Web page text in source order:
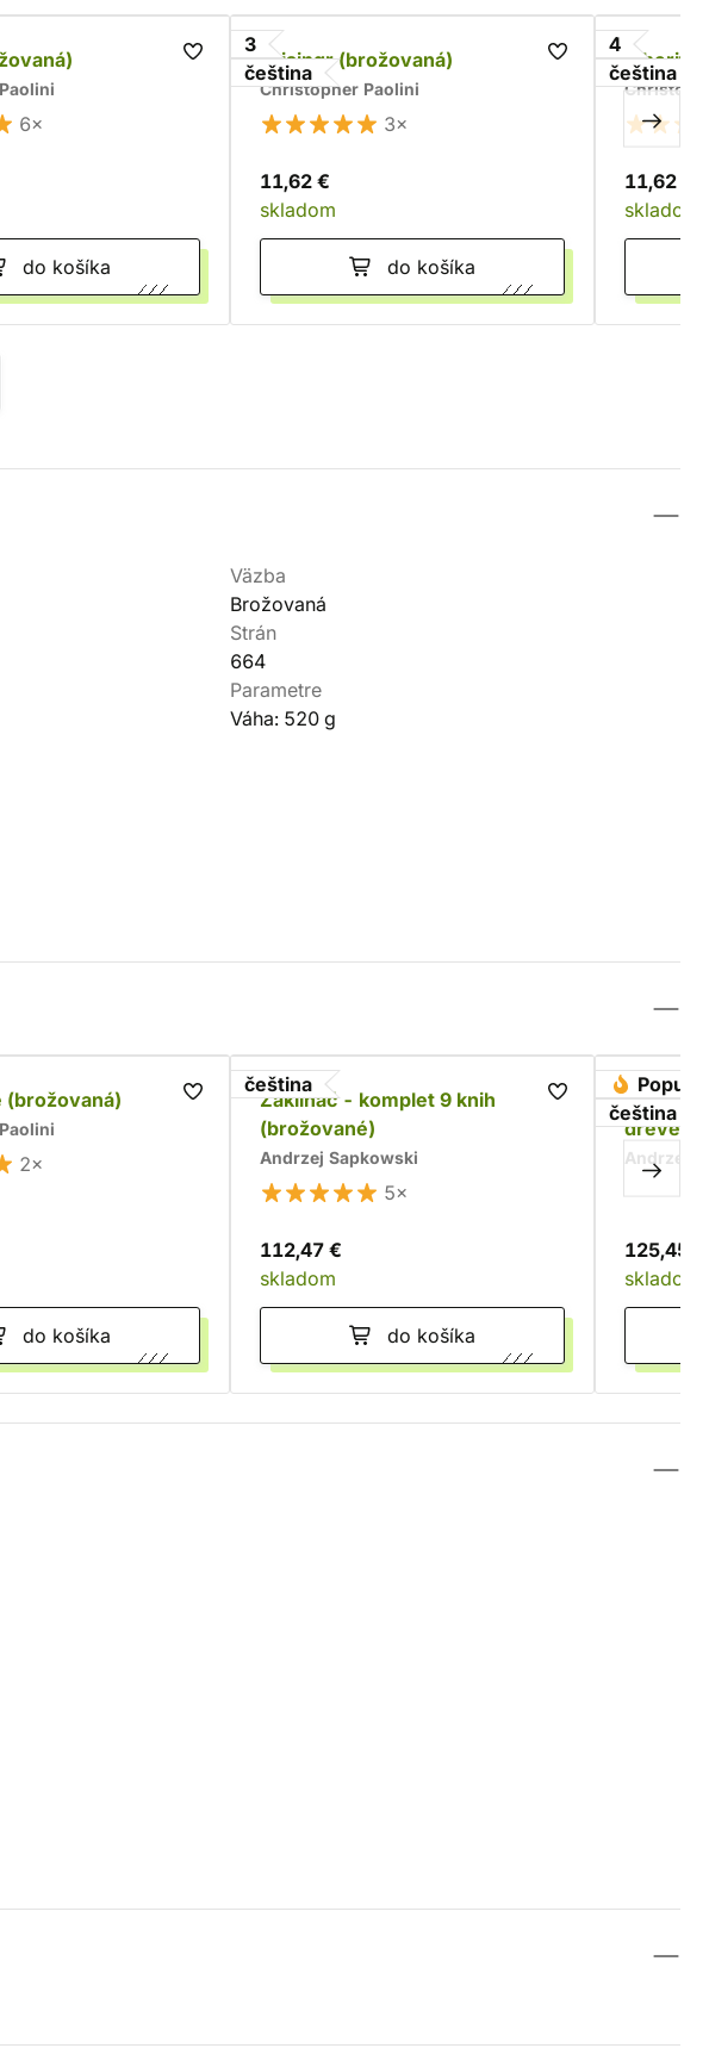
6×
do košíka
3
čeština
Brisingr (brožovaná)
Christopher Paolini
3×
11,62 €
skladom
do košíka
4
čeština
11,62 €
skladom
Väzba
Brožovaná
Strán
664
Parametre
Váha: 520 g
(brožovaná)
2×
do košíka
čeština
Zaklínač - komplet 9 knih
(brožované)
Andrzej Sapkowski
5×
112,47 €
skladom
do košíka
čeština
Andrzej
125,45 €
skladom